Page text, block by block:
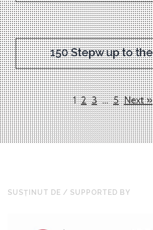
150 Stepw up to
1 2 3 … 5 Next »
SUSȚINUT DE / SUPPORTED BY